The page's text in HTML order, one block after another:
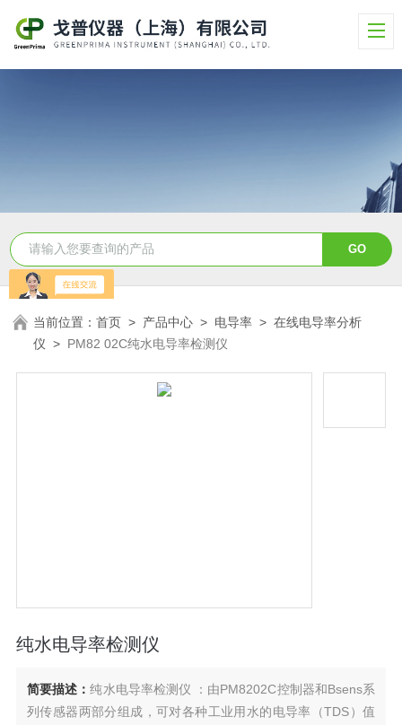
当前位置：首页 > 产品中心 > 电导率 >在线电导率分析
仪 > PM82 02C纯水电导率检测仪
纯水电导率检测仪
简要描述：纯水电导率检测仪 ：由PM8202C控制器和Bsens系
列传感器两部分组成，可对各种工业用水的电导率（TDS）值